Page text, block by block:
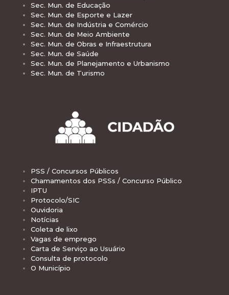
Sec. Mun. de Educação
Sec. Mun. de Esporte e Lazer
Sec. Mun. de Indústria e Comércio
Sec. Mun. de Meio Ambiente
Sec. Mun. de Obras e Infraestrutura
Sec. Mun. de Saúde
Sec. Mun. de Planejamento e Urbanismo
Sec. Mun. de Turismo
PSS / Concursos Públicos
Chamamentos dos PSSs / Concurso Público
IPTU
Protocolo/SIC
Ouvidoria
Notícias
Coleta de lixo
Vagas de emprego
Carta de Serviço ao Usuário
Consulta de protocolo
O Município